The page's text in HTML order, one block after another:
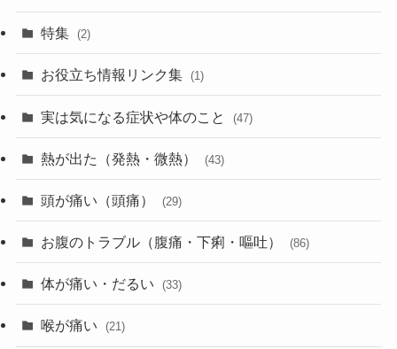
特集 (2)
お役立ち情報リンク集 (1)
実は気になる症状や体のこと (47)
熱が出た（発熱・微熱） (43)
頭が痛い（頭痛） (29)
お腹のトラブル（腹痛・下痢・嘔吐） (86)
体が痛い・だるい (33)
喉が痛い (21)